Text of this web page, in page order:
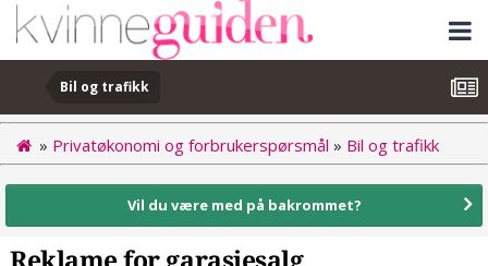
Bil og trafikk
» Privatøkonomi og forbrukerspørsmål » Bil og trafikk
Vil du være med på bakrommet?